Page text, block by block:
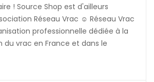
! Source Shop est d'ailleurs
Réseau Vrac ☺️ Réseau Vrac
professionnelle dédiée à la
vrac en France et dans le